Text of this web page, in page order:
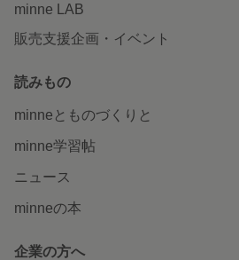
minne LAB
販売支援企画・イベント
読みもの
minneとものづくりと
minne学習帖
ニュース
minneの本
企業の方へ